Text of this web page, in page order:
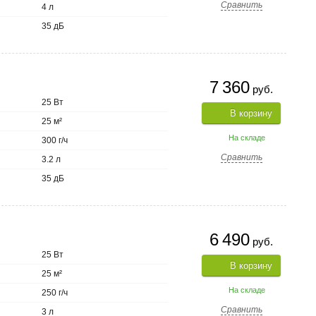
Сравнить
4 л
35 дБ
7 360 руб.
В корзину
На складе
Сравнить
25 Вт
25 м²
300 г/ч
3.2 л
35 дБ
6 490 руб.
В корзину
На складе
Сравнить
25 Вт
25 м²
250 г/ч
3 л